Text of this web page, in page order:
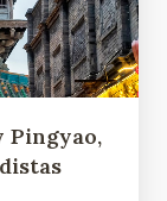
Pingyao,